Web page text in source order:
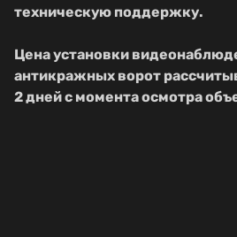
техническую поддержку.
Цена установки
антикражных ворот
2 дней с момента осмотра